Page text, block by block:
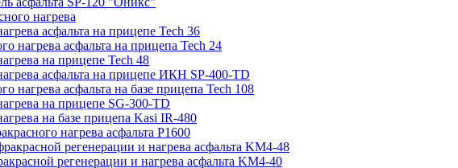
нагрева
асфальта на прицепе Tech 36
нагрева асфальта на прицепа Tech 24
на прицепе Tech 48
асфальта на прицепе ИКН SP-400-TD
нагрева асфальта на базе прицепа Tech 108
на прицепе SG-300-TD
на базе прицепа Kasi IR-480
нагрева асфальта P1600
регенерации и нагрева асфальта KM4-48
регенерации и нагрева асфальта KM4-40